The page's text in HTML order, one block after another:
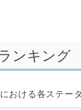
ンキング
における各ステー